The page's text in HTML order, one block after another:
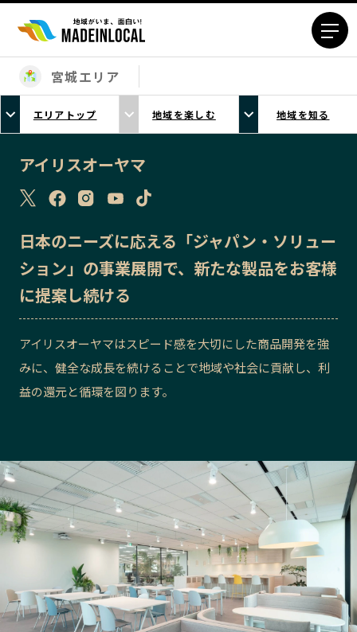
エリアから探す
北海道エリア
青森エリア
岩手エリア
福島エリア
埼玉エリア
千葉エリア
東京23区エリア
多摩エリア
神奈川エリア
福井エリア
山梨エリア
長野エリア
岐阜エリア
静岡エリア
北摂エリア
堺・泉州エリア
河内エリア
兵庫エリア
奈良エリア
和歌山エリア
鳥取エリア
島根エリア
岡山エリア
広島エリア
山口エリア
徳島エリア
香川エリア
愛媛エリア
宮城エリア
エリアトップ 地域を楽しむ 地域を知る
アイリスオーヤマ
日本のニーズに応える「ジャパン・ソリュー
ション」の事業展開で、新たな製品をお客様
に提案し続ける
アイリスオーヤマはスピード感を大切にした商品開発を強
みに、健全な成長を続けることで地域や社会に貢献し、利
益の還元と循環を図ります。